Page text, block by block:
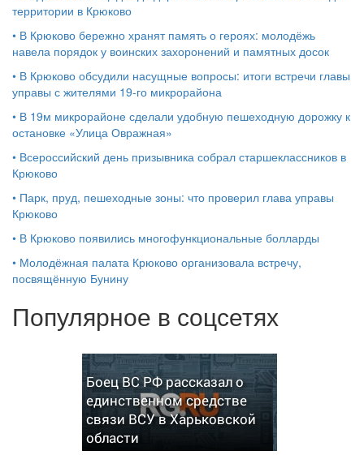
территории в Крюково
• В Крюково бережно хранят память о героях: молодёжь
навела порядок у воинских захоронений и памятных досок
• В Крюково обсудили насущные вопросы: итоги встречи главы
управы с жителями 19‑го микрорайона
• В 19м микрорайоне сделали удобную пешеходную дорожку к
остановке «Улица Овражная»
• Всероссийский день призывника собрал старшеклассников в
Крюково
• Парк, пруд, пешеходные зоны: что проверил глава управы
Крюково
• В Крюково появились многофункциональные болларды
• Молодёжная палата Крюково организовала встречу,
посвящённую Бунину
Популярное в соцсетях
Боец ВС РФ рассказал о
единственном средстве
связи ВСУ в Харьковской
области